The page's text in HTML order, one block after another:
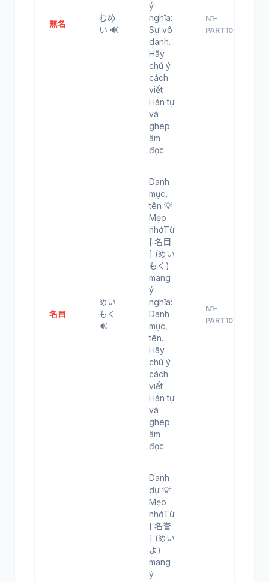
無名
むめ
い 🔊
ý
nghĩa:
Sự vô
danh.
Hãy
chú ý
cách
viết
Hán tự
và
ghép
âm
đọc.
N1-
PART10
名目
めい
もく
🔊
Danh
mục,
tên 💡
Mẹo
nhớTừ
[ 名目
] (めい
もく)
mang
ý
nghĩa:
Danh
mục,
tên.
Hãy
chú ý
cách
viết
Hán tự
và
ghép
âm
đọc.
N1-
PART10
Danh
dự 💡
Mẹo
nhớTừ
[ 名誉
] (めい
よ)
mang
ý